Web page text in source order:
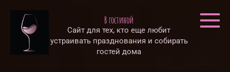
контенту
В гостиной
Сайт для тех, кто еще любит
устраивать празднования и собирать
гостей дома